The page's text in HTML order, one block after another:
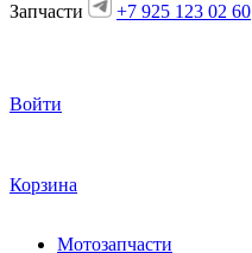
Запчасти +7 925 123 02 60
Войти
Корзина
Мотозапчасти